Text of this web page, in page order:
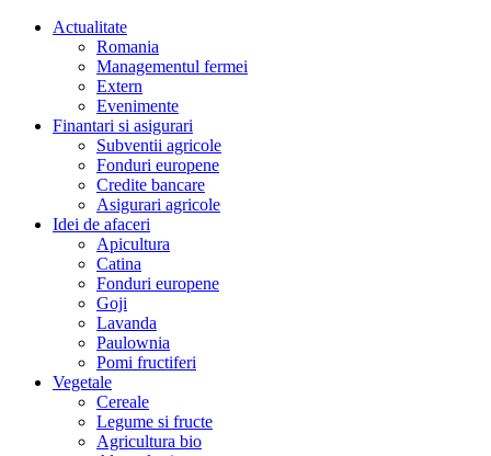
Actualitate
Romania
Managementul fermei
Extern
Evenimente
Finantari si asigurari
Subventii agricole
Fonduri europene
Credite bancare
Asigurari agricole
Idei de afaceri
Apicultura
Catina
Fonduri europene
Goji
Lavanda
Paulownia
Pomi fructiferi
Vegetale
Cereale
Legume si fructe
Agricultura bio